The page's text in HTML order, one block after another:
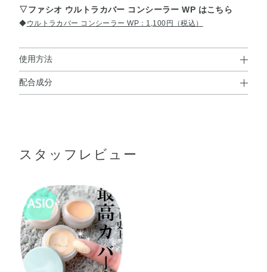
▽ファシオ ウルトラカバー コンシーラー WP はこちら
◆ウルトラカバー コンシーラー WP：1,100円（税込）
使用方法
使用方法
配合成分
リル・ジメチコン・パラフィン・キャンデリラロウ・オリ
リル化シリカ・スクワラン・ステアリン酸・トリエトキシ
カプリリルシラン・ハイドロゲンジメチコン・ヒドロキシ
アパタイト・ポリヒドロキシステアリン酸・マイクロクリ
スタリンワックス・レシチン・水酸化Al・水添レシチン・
マイカ・酸化チタン・酸化亜鉛・酸化鉄
スタッフレビュー